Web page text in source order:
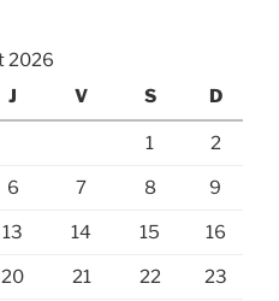
2026
J V S D
1 2
6 7 8 9
13 14 15 16
20 21 22 23